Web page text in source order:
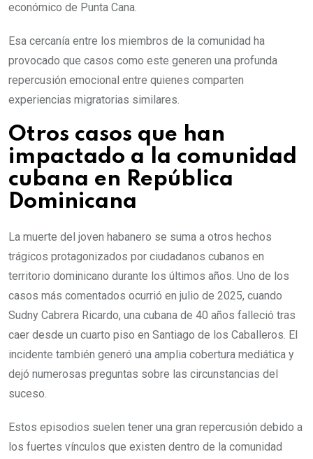
económico de Punta Cana.
Esa cercanía entre los miembros de la comunidad ha
provocado que casos como este generen una profunda
repercusión emocional entre quienes comparten
experiencias migratorias similares.
Otros casos que han
impactado a la comunidad
cubana en República
Dominicana
La muerte del joven habanero se suma a otros hechos
trágicos protagonizados por ciudadanos cubanos en
territorio dominicano durante los últimos años. Uno de los
casos más comentados ocurrió en julio de 2025, cuando
Sudny Cabrera Ricardo, una cubana de 40 años falleció tras
caer desde un cuarto piso en Santiago de los Caballeros. El
incidente también generó una amplia cobertura mediática y
dejó numerosas preguntas sobre las circunstancias del
suceso.
Estos episodios suelen tener una gran repercusión debido a
los fuertes vínculos que existen dentro de la comunidad